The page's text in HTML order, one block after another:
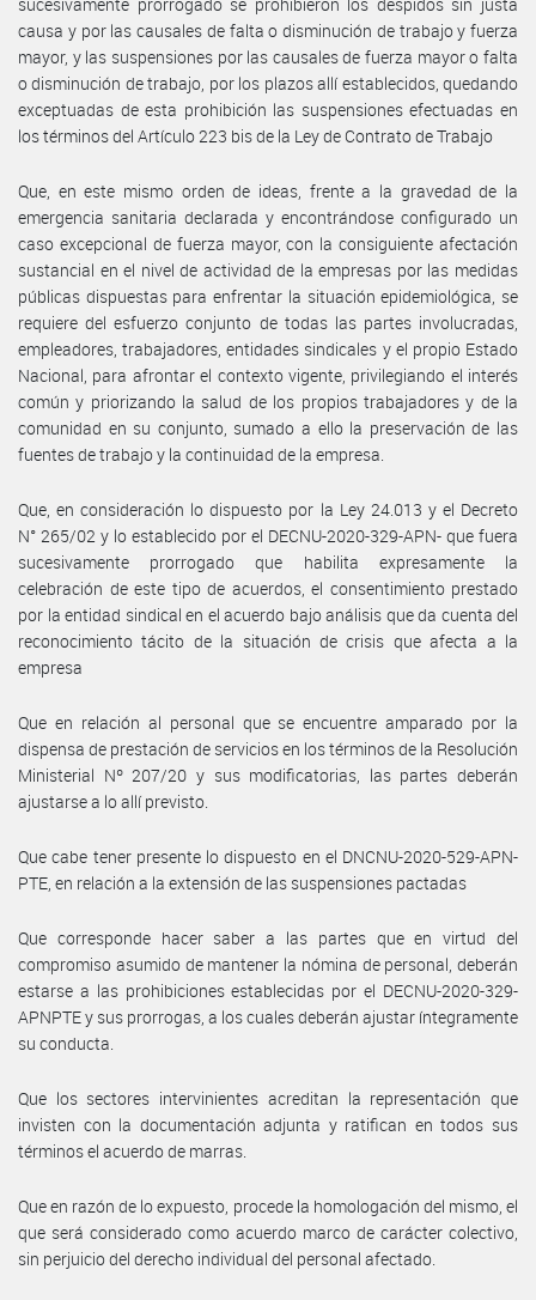
causa y por las causales de falta o disminución de trabajo y fuerza
mayor, y las suspensiones por las causales de fuerza mayor o falta
o disminución de trabajo, por los plazos allí establecidos, quedando
exceptuadas de esta prohibición las suspensiones efectuadas en
los términos del Artículo 223 bis de la Ley de Contrato de Trabajo
Que, en este mismo orden de ideas, frente a la gravedad de la
emergencia sanitaria declarada y encontrándose configurado un
caso excepcional de fuerza mayor, con la consiguiente afectación
sustancial en el nivel de actividad de la empresas por las medidas
públicas dispuestas para enfrentar la situación epidemiológica, se
requiere del esfuerzo conjunto de todas las partes involucradas,
empleadores, trabajadores, entidades sindicales y el propio Estado
Nacional, para afrontar el contexto vigente, privilegiando el interés
común y priorizando la salud de los propios trabajadores y de la
comunidad en su conjunto, sumado a ello la preservación de las
fuentes de trabajo y la continuidad de la empresa.
Que, en consideración lo dispuesto por la Ley 24.013 y el Decreto
N° 265/02 y lo establecido por el DECNU-2020-329-APN- que fuera
sucesivamente prorrogado que habilita expresamente la
celebración de este tipo de acuerdos, el consentimiento prestado
por la entidad sindical en el acuerdo bajo análisis que da cuenta del
reconocimiento tácito de la situación de crisis que afecta a la
empresa
Que en relación al personal que se encuentre amparado por la
dispensa de prestación de servicios en los términos de la Resolución
Ministerial Nº 207/20 y sus modificatorias, las partes deberán
ajustarse a lo allí previsto.
Que cabe tener presente lo dispuesto en el DNCNU-2020-529-APN-
PTE, en relación a la extensión de las suspensiones pactadas
Que corresponde hacer saber a las partes que en virtud del
compromiso asumido de mantener la nómina de personal, deberán
estarse a las prohibiciones establecidas por el DECNU-2020-329-
APNPTE y sus prorrogas, a los cuales deberán ajustar íntegramente
su conducta.
Que los sectores intervinientes acreditan la representación que
invisten con la documentación adjunta y ratifican en todos sus
términos el acuerdo de marras.
Que en razón de lo expuesto, procede la homologación del mismo, el
que será considerado como acuerdo marco de carácter colectivo,
sin perjuicio del derecho individual del personal afectado.